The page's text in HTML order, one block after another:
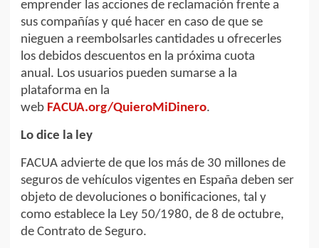
emprender las acciones de reclamación frente a
sus compañías y qué hacer en caso de que se
nieguen a reembolsarles cantidades u ofrecerles
los debidos descuentos en la próxima cuota
anual. Los usuarios pueden sumarse a la
plataforma en la
web FACUA.org/QuieroMiDinero.
Lo dice la ley
FACUA advierte de que los más de 30 millones de
seguros de vehículos vigentes en España deben ser
objeto de devoluciones o bonificaciones, tal y
como establece la Ley 50/1980, de 8 de octubre,
de Contrato de Seguro.